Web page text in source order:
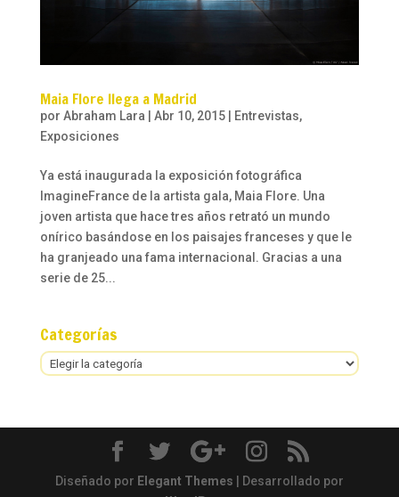
Maia Flore llega a Madrid
por Abraham Lara Abr 10, 2015| Entrevistas,
Exposiciones
Ya está inaugurada la exposición fotográfica
ImagineFrance de la artista gala, Maia Flore. Una
joven artista que hace tres años retrató un mundo
onírico basándose en los paisajes franceses y que le
ha granjeado una fama internacional. Gracias a una
serie de 25...
Categorías
Categorías
Diseñado por Elegant Themes | Desarrollado por